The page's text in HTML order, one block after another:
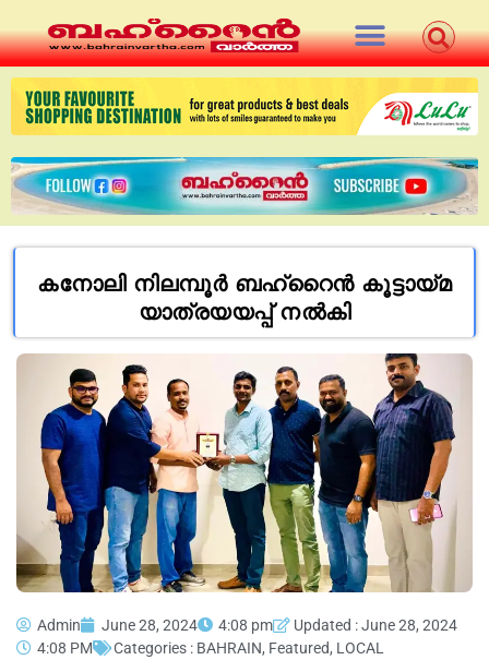
കനോലി നിലമ്പൂർ ബഹ്‌റൈൻ കൂട്ടായ്മ
യാത്രയയപ്പ് നൽകി
Admin June 28, 2024 4:08 pm
Updated : June 28, 2024
4:08 PM
Categories : BAHRAIN, Featured, LOCAL